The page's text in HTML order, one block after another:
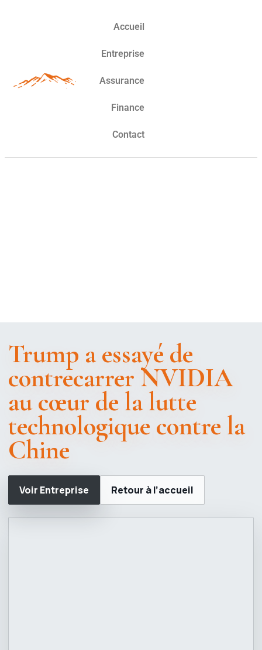
Accueil
Entreprise
Assurance
Finance
Contact
Trump a essayé de
contrecarrer NVIDIA
au cœur de la lutte
technologique contre la
Chine
Voir Entreprise Retour à l’accueil